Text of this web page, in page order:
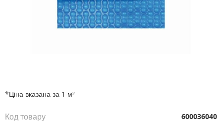
зображень
*Ціна вказана за 1 м²
Код товару 600036040